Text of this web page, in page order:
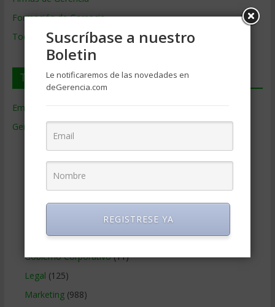
Formación de Gerencia
Todos los Temas
Temas de Gerencia
Empresas de Gerencia
Gerencia
Ciencias Económicas
Contabilidad(466)
Educacion Gerencial
Finanzas Corporativas(748)
Gerencia social y ambiental(223)
Gobierno Corporativo(11)
Legal (125)
Marketing(988)
Suscríbase a nuestro
Boletin
Le notificaremos de las novedades en
deGerencia.com
REGISTRESE YA